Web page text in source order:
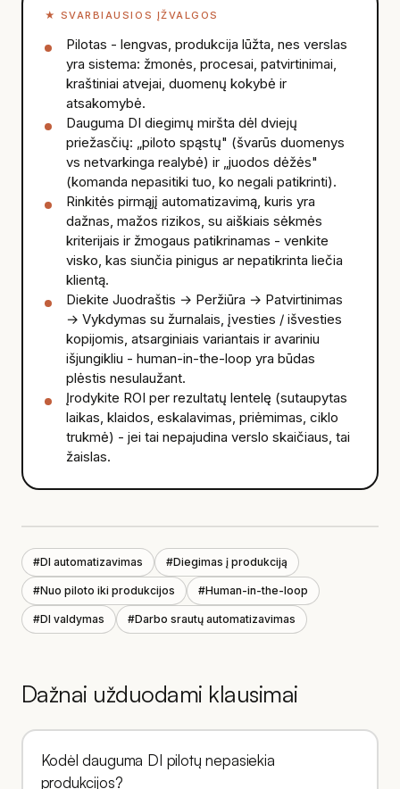
★ SVARBIAUSIOS ĮŽVALGOS
Pilotas - lengvas, produkcija lūžta, nes verslas
yra sistema: žmonės, procesai, patvirtinimai,
kraštiniai atvejai, duomenų kokybė ir
atsakomybė.
Dauguma DI diegimų miršta dėl dviejų
priežasčių: „piloto spąstų" (švarūs duomenys
vs netvarkinga realybė) ir „juodos dėžės"
(komanda nepasitiki tuo, ko negali patikrinti).
Rinkitės pirmąjį automatizavimą, kuris yra
dažnas, mažos rizikos, su aiškiais sėkmės
kriterijais ir žmogaus patikrinamas - venkite
visko, kas siunčia pinigus ar nepatikrinta liečia
klientą.
Diekite Juodraštis → Peržiūra → Patvirtinimas
→ Vykdymas su žurnalais, įvesties / išvesties
kopijomis, atsarginiais variantais ir avariniu
išjungikliu - human-in-the-loop yra būdas
plėstis nesulaužant.
Įrodykite ROI per rezultatų lentelę (sutaupytas
laikas, klaidos, eskalavimas, priėmimas, ciklo
trukmė) - jei tai nepajudina verslo skaičiaus, tai
žaislas.
#DI automatizavimas #Diegimas į produkciją
#Nuo piloto iki produkcijos #Human-in-the-loop
#DI valdymas #Darbo srautų automatizavimas
Dažnai užduodami klausimai
Kodėl dauguma DI pilotų nepasiekia
produkcijos?